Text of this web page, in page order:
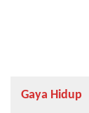
Gaya Hidup